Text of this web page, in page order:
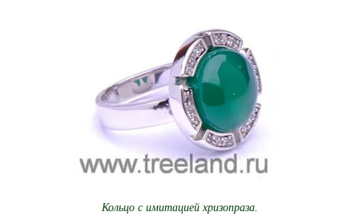
Кольцо с имитацией хризопраза.